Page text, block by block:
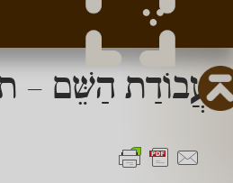
עֲבוֹדַת הַשֵּׁם –